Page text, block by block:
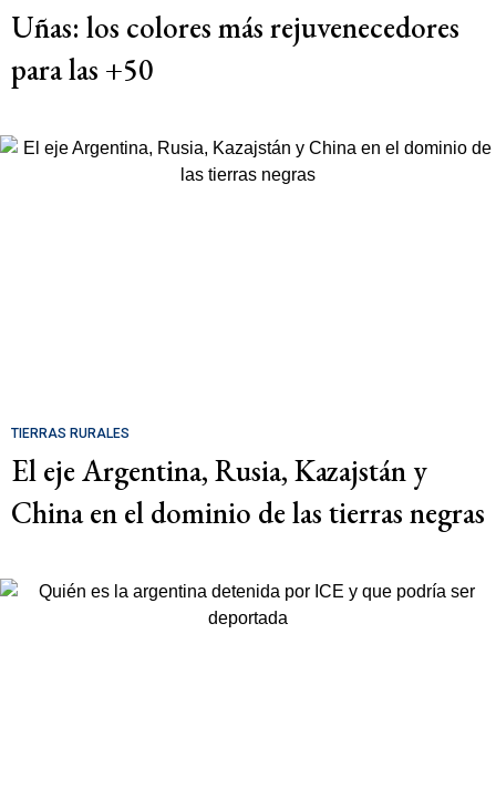
Uñas: los colores más rejuvenecedores
para las +50
TIERRAS RURALES
El eje Argentina, Rusia, Kazajstán y
China en el dominio de las tierras negras